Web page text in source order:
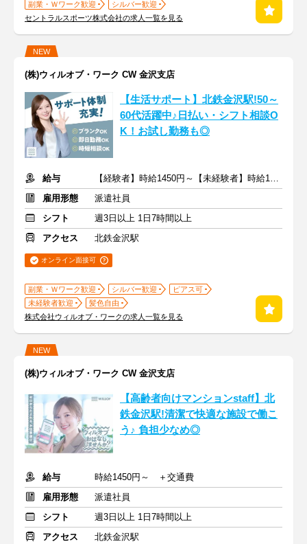
副業・Ｗワーク歓迎
シルバー歓迎
セントラルスポーツ株式会社の求人一覧を見る
NEW
(株)ウィルオブ・ワーク CW 金沢支店
【生活サポート】北鉄金沢駅!50～
60代活躍中♪日払い・シフト相談O
K！お試し勤務も◎
給与
【経験者】時給1450円～【未経験者】時給1350円～ ＋交通費
雇用形態
派遣社員
シフト
週3日以上 1日7時間以上
アクセス
北鉄金沢駅
オンライン面接可
副業・Ｗワーク歓迎 シルバー歓迎
ピアス可
未経験者歓迎
髪色自由
株式会社ウィルオブ・ワークの求人一覧を見る
NEW
(株)ウィルオブ・ワーク CW 金沢支店
【高齢者向けマンションstaff】北
鉄金沢駅!清潔で快適な施設で働こ
う♪ 負担少なめ◎
給与
時給1450円～ ＋交通費
雇用形態
派遣社員
シフト
週3日以上 1日7時間以上
アクセス
北鉄金沢駅